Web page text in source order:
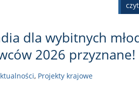
dla wybitnych
2026 przyznane!
, Projekty krajowe